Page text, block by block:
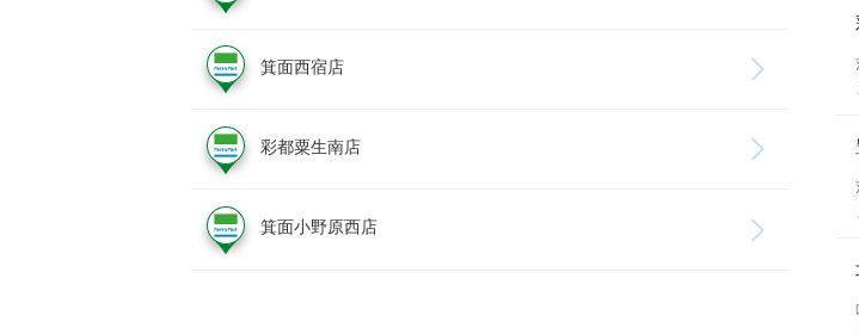
箕面西宿店
彩都粟生南店
箕面小野原西店